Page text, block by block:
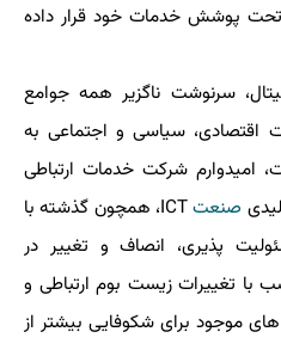
تحت پوشش خدمات خود قرار داده
سرنوشت ناگزیر همه جوامع
سیاسی و اجتماعی به
امیدوارم شرکت خدمات ارتباطی
صنعت
ICT، همچون گذشته با
پذیری، انصاف و تغییر در
با تغییرات زیست بوم ارتباطی و
موجود برای شکوفایی بیشتر از